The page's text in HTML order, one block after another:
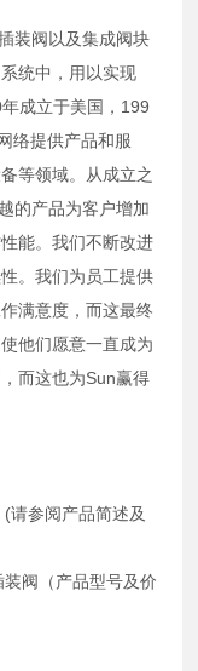
装阀以及集成阀块
统中，用以实现
成立于美国，199
络提供产品和服
等领域。从成立之
的产品为客户增加
能。我们不断改进
。我们为员工提供
满意度，而这最终
他们愿意一直成为
而这也为Sun赢得
请参阅产品简述及
阀（产品型号及价